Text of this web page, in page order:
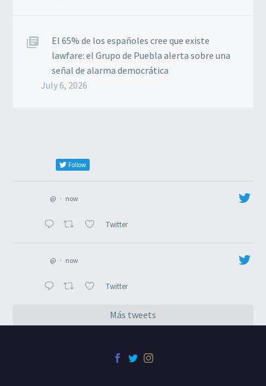
El 65% de los españoles cree que existe
lawfare: el Grupo de Puebla alerta sobre una
señal de alarma democrática
July 6, 2026
Follow
@ · now
Twitter
@ · now
Twitter
Más tweets